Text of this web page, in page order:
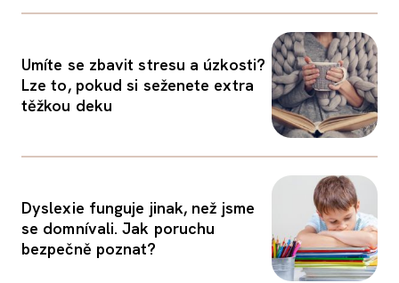
PORADNA
Umíte se zbavit stresu a úzkosti?
Lze to, pokud si seženete extra
těžkou deku
Dyslexie funguje jinak, než jsme
se domnívali. Jak poruchu
bezpečně poznat?